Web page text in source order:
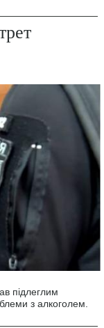
підлеглим
з алкоголем.